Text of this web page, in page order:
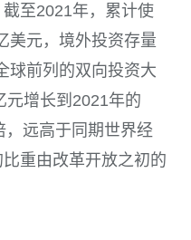
至2021年，累计使
美元，境外投资存量
球前列的双向投资大
元增长到2021年的
远高于同期世界经
重由改革开放之初的